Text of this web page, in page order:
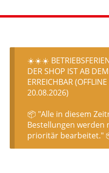
☀️☀️☀️
DER SHOP IST AB
ERREICHBAR
20.08.2026)
📦 "Alle in diesem
Bestellungen werden
prioritär bearbeitet."